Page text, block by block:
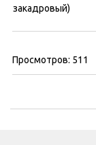
закадровый)
Просмотров: 511